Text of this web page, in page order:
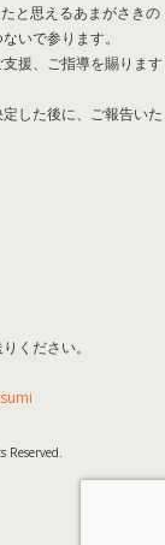
と思えるあまがさきの
いで参ります。
援、ご指導を賜ります
した後に、ご報告いた
ください。